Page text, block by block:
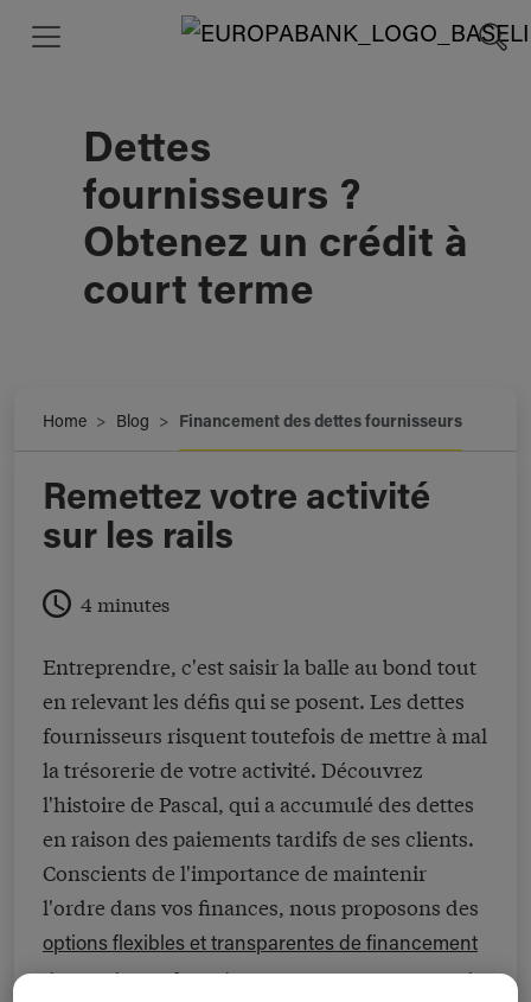
Dettes
fournisseurs ?
Obtenez un crédit à
court terme
Home Blog Financement des dettes fournisseurs
Remettez votre activité
sur les rails
4 minutes
Entreprendre, c'est saisir la balle au bond tout
en relevant les défis qui se posent. Les dettes
fournisseurs risquent toutefois de mettre à mal
la trésorerie de votre activité. Découvrez
l'histoire de Pascal, qui a accumulé des dettes
en raison des paiements tardifs de ses clients.
Conscients de l'importance de maintenir
l'ordre dans vos finances, nous proposons des
options flexibles et transparentes de financement
de vos dettes fournisseurs, vous permettant de